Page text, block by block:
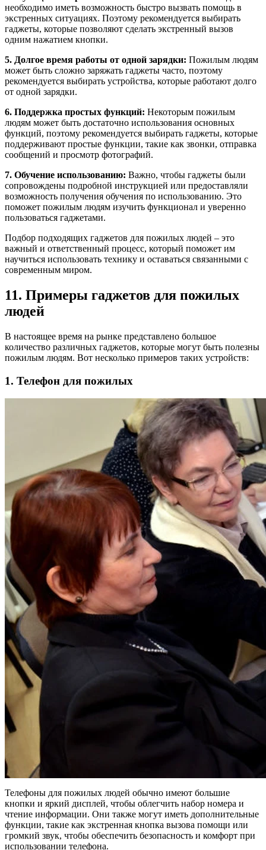
необходимо иметь возможность быстро вызвать помощь в
экстренных ситуациях. Поэтому рекомендуется выбирать
гаджеты, которые позволяют сделать экстренный вызов
одним нажатием кнопки.
5. Долгое время работы от одной зарядки: Пожилым людям
может быть сложно заряжать гаджеты часто, поэтому
рекомендуется выбирать устройства, которые работают долго
от одной зарядки.
6. Поддержка простых функций: Некоторым пожилым
людям может быть достаточно использования основных
функций, поэтому рекомендуется выбирать гаджеты, которые
поддерживают простые функции, такие как звонки, отправка
сообщений и просмотр фотографий.
7. Обучение использованию: Важно, чтобы гаджеты были
сопровождены подробной инструкцией или предоставляли
возможность получения обучения по использованию. Это
поможет пожилым людям изучить функционал и уверенно
пользоваться гаджетами.
Подбор подходящих гаджетов для пожилых людей – это
важный и ответственный процесс, который поможет им
научиться использовать технику и оставаться связанными с
современным миром.
11. Примеры гаджетов для пожилых
людей
В настоящее время на рынке представлено большое
количество различных гаджетов, которые могут быть полезны
пожилым людям. Вот несколько примеров таких устройств:
1. Телефон для пожилых
Телефоны для пожилых людей обычно имеют большие
кнопки и яркий дисплей, чтобы облегчить набор номера и
чтение информации. Они также могут иметь дополнительные
функции, такие как экстренная кнопка вызова помощи или
громкий звук, чтобы обеспечить безопасность и комфорт при
использовании телефона.